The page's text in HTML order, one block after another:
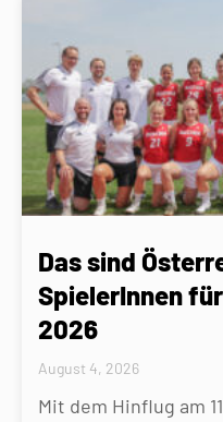
Das sind
SpielerInnen
2026
August 4, 2026
Mit dem Hinflug am